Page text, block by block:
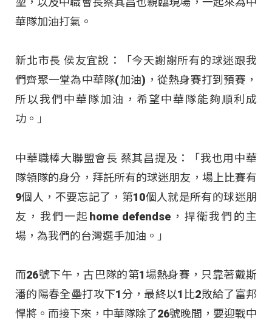
華隊加油打氣。
新北市長 侯友宜說：「今天謝謝所有的球迷跟我
們齊聚一堂為中華隊(加油)，從熱身賽打到預賽，
所以我們中華隊加油，希望中華隊能夠順利成
功。」
中華職棒大聯盟會長 蔡其昌提及：「我也用中華
隊領隊的身分，拜託所有的球迷朋友，場上比賽有
9個人，不要忘記了，第10個人就是所有的球迷朋
友，我們一起home defendse，捍衛我們的主
場，為我們的台灣選手加油。」
而26號下午，古巴隊的第1場熱身賽，只靠著戴斯
潘的陽春全壘打攻下1分，最終以1比2敗給了富邦
悍將。而接下來，中華隊除了26號晚間，要迎戰中